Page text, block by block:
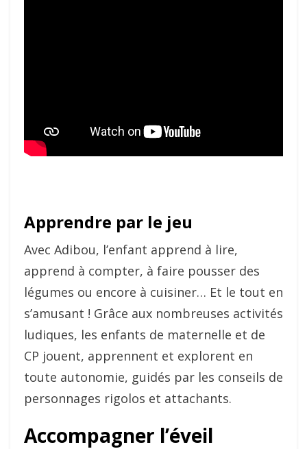
Apprendre par le jeu
Avec Adibou, l’enfant apprend à lire,
apprend à compter, à faire pousser des
légumes ou encore à cuisiner… Et le tout en
s’amusant ! Grâce aux nombreuses activités
ludiques, les enfants de maternelle et de
CP jouent, apprennent et explorent en
toute autonomie, guidés par les conseils de
personnages rigolos et attachants.
Accompagner l’éveil